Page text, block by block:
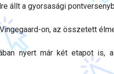
állt a gyorsasági
on, az összetett
nyert már két etapot is,